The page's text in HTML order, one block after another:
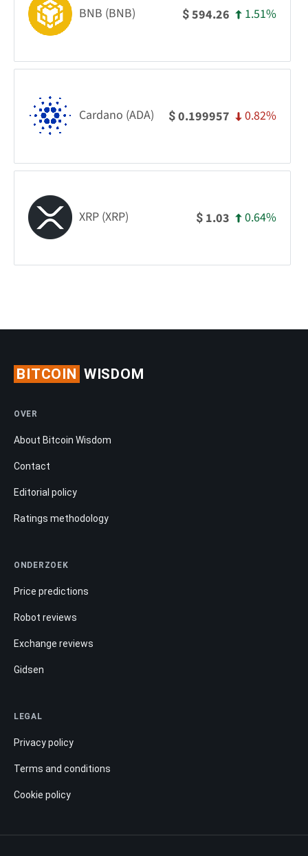
BNB (BNB) $594.26 1.51%
Cardano (ADA) $0.199957 0.82%
XRP (XRP) $ 1.03 0.64%
BITCOIN WISDOM
OVER
About Bitcoin Wisdom
Contact
Editorial policy
Ratings methodology
ONDERZOEK
Price predictions
Robot reviews
Exchange reviews
Gidsen
LEGAL
Privacy policy
Terms and conditions
Cookie policy